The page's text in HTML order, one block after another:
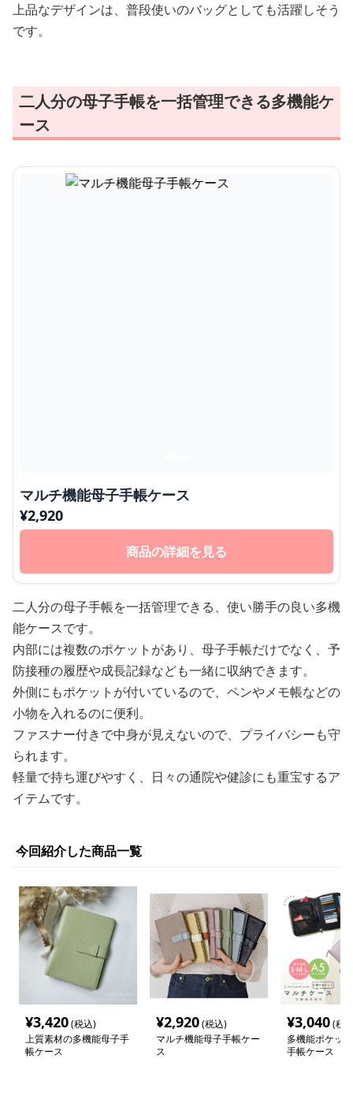
上品なデザインは、普段使いのバッグとしても活躍しそう
です。
二人分の母子手帳を一括管理できる多機能ケ
ース
マルチ機能母子手帳ケース
¥2,920
商品の詳細を見る
二人分の母子手帳を一括管理できる、使い勝手の良い多機
能ケースです。
内部には複数のポケットがあり、母子手帳だけでなく、予
防接種の履歴や成長記録なども一緒に収納できます。
外側にもポケットが付いているので、ペンやメモ帳などの
小物を入れるのに便利。
ファスナー付きで中身が見えないので、プライバシーも守
られます。
軽量で持ち運びやすく、日々の通院や健診にも重宝するア
イテムです。
今回紹介した商品一覧
¥3,420(税込)
上質素材の多機能母子手
帳ケース
¥2,920(税込)
マルチ機能母子手帳ケー
ス
¥3,040(税
多機能ポケッ
手帳ケース